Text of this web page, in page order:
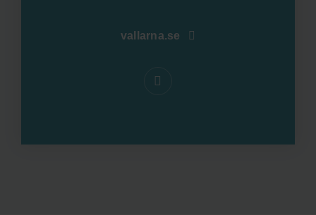
vallarna.se